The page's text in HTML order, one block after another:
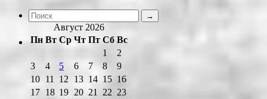
Август 2026
Пн Вт Ср Чт Пт Сб Вс
1
2
3
4 5 6 7 8
9
10 11 12 13 14 15 16
17 18 19 20 21 22 23